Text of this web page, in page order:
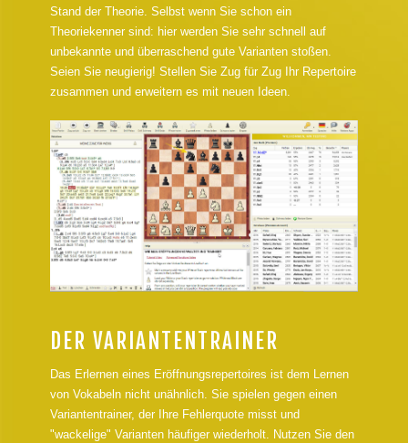
Stand der Theorie. Selbst wenn Sie schon ein
Theoriekenner sind: hier werden Sie sehr schnell auf
unbekannte und überraschend gute Varianten stoßen.
Seien Sie neugierig! Stellen Sie Zug für Zug Ihr Repertoire
zusammen und erweitern es mit neuen Ideen.
DER VARIANTENTRAINER
Das Erlernen eines Eröffnungsrepertoires ist dem Lernen
von Vokabeln nicht unähnlich. Sie spielen gegen einen
Variantentrainer, der Ihre Fehlerquote misst und
"wackelige" Varianten häufiger wiederholt. Nutzen Sie den